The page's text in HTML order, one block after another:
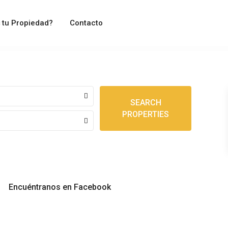
tu Propiedad? Contacto
SEARCH
PROPERTIES
Encuéntranos en Facebook